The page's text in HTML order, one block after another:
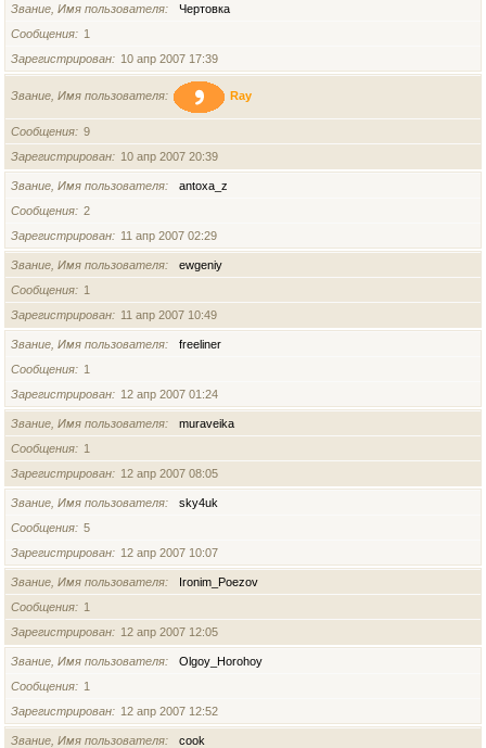
Звание, Имя пользователя
Чертовка
Сообщения
1
Зарегистрирован
10 апр 2007 17:39
Звание, Имя пользователя Ray
Сообщения
9
Зарегистрирован
10 апр 2007 20:39
Звание, Имя пользователя
antoxa_z
Сообщения
2
Зарегистрирован
11 апр 2007 02:29
Звание, Имя пользователя
ewgeniy
Сообщения
1
Зарегистрирован
11 апр 2007 10:49
Звание, Имя пользователя
freeliner
Сообщения
1
Зарегистрирован
12 апр 2007 01:24
Звание, Имя пользователя
muraveika
Сообщения
1
Зарегистрирован
12 апр 2007 08:05
Звание, Имя пользователя
sky4uk
Сообщения
5
Зарегистрирован
12 апр 2007 10:07
Звание, Имя пользователя
Ironim_Poezov
Сообщения
1
Зарегистрирован
12 апр 2007 12:05
Звание, Имя пользователя
Olgoy_Horohoy
Сообщения
1
Зарегистрирован
12 апр 2007 12:52
Звание, Имя пользователя
cook